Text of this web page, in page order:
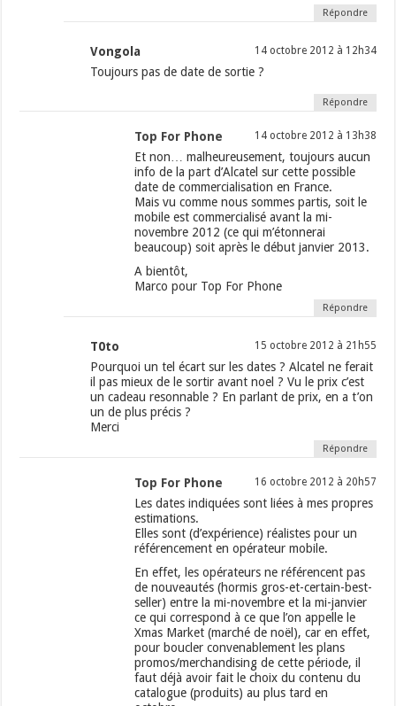
Répondre
Vongola 14 octobre 2012 à 12h34
Toujours pas de date de sortie ?
Répondre
Top For Phone 14 octobre 2012 à 13h38
Et non… malheureusement, toujours aucun
info de la part d’Alcatel sur cette possible
date de commercialisation en France.
Mais vu comme nous sommes partis, soit le
mobile est commercialisé avant la mi-
novembre 2012 (ce qui m’étonnerai
beaucoup) soit après le début janvier 2013.
A bientôt,
Marco pour Top For Phone
Répondre
T0to 15 octobre 2012 à 21h55
Pourquoi un tel écart sur les dates ? Alcatel ne ferait
il pas mieux de le sortir avant noel ? Vu le prix c’est
un cadeau resonnable ? En parlant de prix, en a t’on
un de plus précis ?
Merci
Répondre
Top For Phone 16 octobre 2012 à 20h57
Les dates indiquées sont liées à mes propres
estimations.
Elles sont (d’expérience) réalistes pour un
référencement en opérateur mobile.
En effet, les opérateurs ne référencent pas
de nouveautés (hormis gros-et-certain-best-
seller) entre la mi-novembre et la mi-janvier
ce qui correspond à ce que l’on appelle le
Xmas Market (marché de noël), car en effet,
pour boucler convenablement les plans
promos/merchandising de cette période, il
faut déjà avoir fait le choix du contenu du
catalogue (produits) au plus tard en